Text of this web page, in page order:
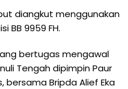
diangkut menggunakan
BB 9959 FH.
bertugas mengawal
Tengah dipimpin Paur
bersama Bripda Alief Eka